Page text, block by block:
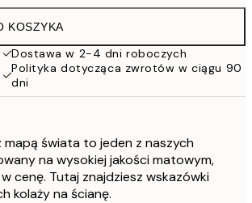
86 zł
152 zł
KOSZYKA
Dostawa w 2-4 dni roboczych
Polityka dotycząca zwrotów w ciągu 90
dni
mapą świata to jeden z naszych
na wysokiej jakości matowym,
cenę. Tutaj znajdziesz wskazówki
kolaży na ścianę.